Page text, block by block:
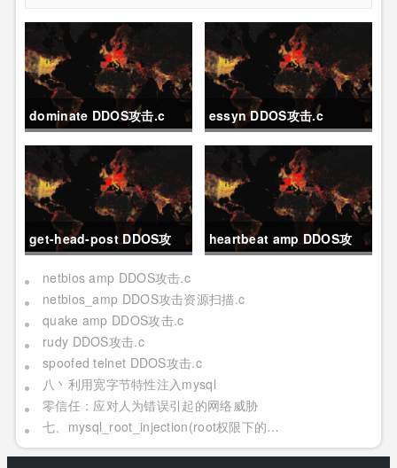
dominate DDOS攻击.c essyn DDOS攻击.c
get-head-post DDOS攻
击.c
heartbeat amp DDOS攻
netbios amp DDOS攻击.c
netbios_amp DDOS攻击资源扫描.c
quake amp DDOS攻击.c
rudy DDOS攻击.c
spoofed telnet DDOS攻击.c
八丶利用宽字节特性注入mysql
零信任：应对人为错误引起的网络威胁
七、mysql_root_injection(root权限下的利用[二] 日志写,udf mof系统命令执行[提权])